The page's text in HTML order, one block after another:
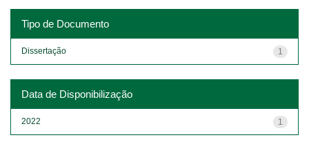
Tipo de Documento
1
Dissertação
Data de Disponibilização
1
2022